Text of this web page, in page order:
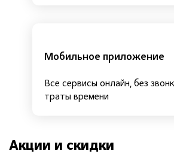
Мобильное приложение
Все сервисы онлайн, без
траты времени
Акции и скидки